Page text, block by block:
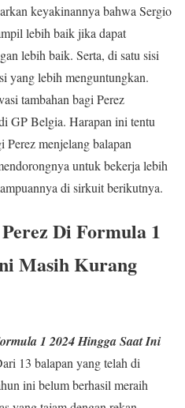
keyakinannya bahwa Sergio
lebih baik jika dapat
lebih baik. Serta, di satu sisi
yang lebih menguntungkan.
tambahan bagi Perez
GP Belgia. Harapan ini tentu
Perez menjelang balapan
untuk bekerja lebih
di sirkuit berikutnya.
Di Formula 1
Masih Kurang
1 2024 Hingga Saat Ini
13 balapan yang telah di
ini belum berhasil meraih